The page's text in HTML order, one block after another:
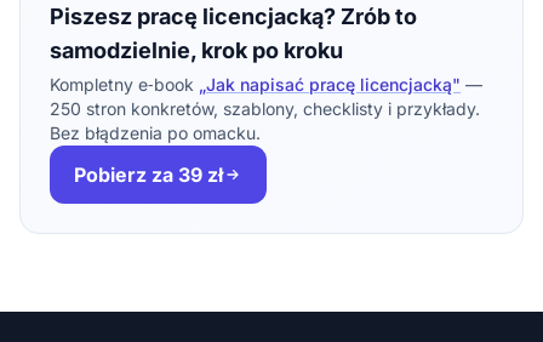
Piszesz pracę licencjacką? Zrób to
samodzielnie, krok po kroku
Kompletny e‑book „Jak napisać pracę licencjacką" —
250 stron konkretów, szablony, checklisty i przykłady.
Bez błądzenia po omacku.
Pobierz za 39 zł